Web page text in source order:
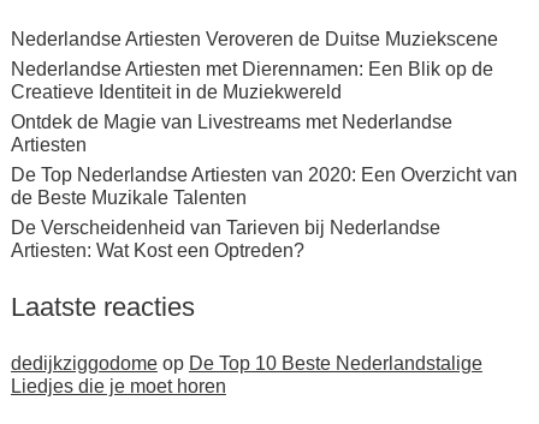
Nederlandse Artiesten Veroveren de Duitse Muziekscene
Nederlandse Artiesten met Dierennamen: Een Blik op de
Creatieve Identiteit in de Muziekwereld
Ontdek de Magie van Livestreams met Nederlandse
Artiesten
De Top Nederlandse Artiesten van 2020: Een Overzicht van
de Beste Muzikale Talenten
De Verscheidenheid van Tarieven bij Nederlandse
Artiesten: Wat Kost een Optreden?
Laatste reacties
dedijkziggodomeop De Top 10 Beste Nederlandstalige
Liedjes die je moet horen